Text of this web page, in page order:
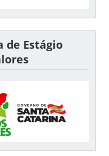
de Estágio